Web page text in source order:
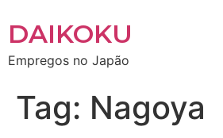
DAIKOKU
Empregos no Japão
Tag: Nagoya